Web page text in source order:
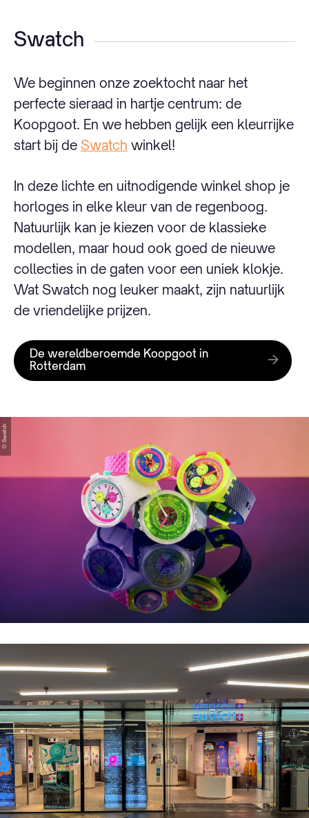
Swatch
We beginnen onze zoektocht naar het
perfecte sieraad in hartje centrum: de
Koopgoot. En we hebben gelijk een kleurrijke
start bij de Swatch winkel!
In deze lichte en uitnodigende winkel shop je
horloges in elke kleur van de regenboog.
Natuurlijk kan je kiezen voor de klassieke
modellen, maar houd ook goed de nieuwe
collecties in de gaten voor een uniek klokje.
Wat Swatch nog leuker maakt, zijn natuurlijk
de vriendelijke prijzen.
De wereldberoemde Koopgoot in
Rotterdam
© Swatch